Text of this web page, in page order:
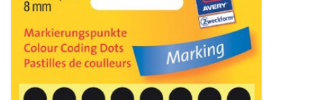
Software
Bürobedarf
Druckerzubehör